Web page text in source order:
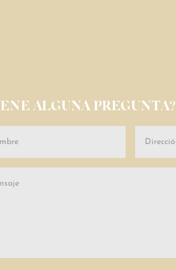
ALGUNA PREGUNTA?